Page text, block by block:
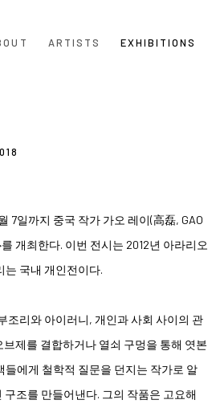
ARTISTS EXHIBITIONS
7일까지 중국 작가 가오 레이(高磊, GAO
개최한다. 이번 전시는 2012년 아라리오
는 국내 개인전이다.
조리와 아이러니, 개인과 사회 사이의 관
제를 결합하거나 열쇠 구멍을 통해 엿본
에게 철학적 질문을 던지는 작가로 알
조를 만들어낸다. 그의 작품은 고요해